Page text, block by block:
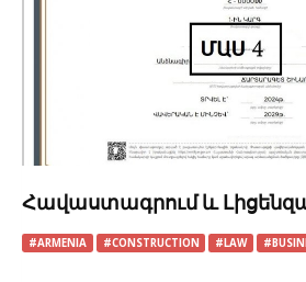
Հավաստագրում և
#ARMENIA #CONSTRUCTION #LAW